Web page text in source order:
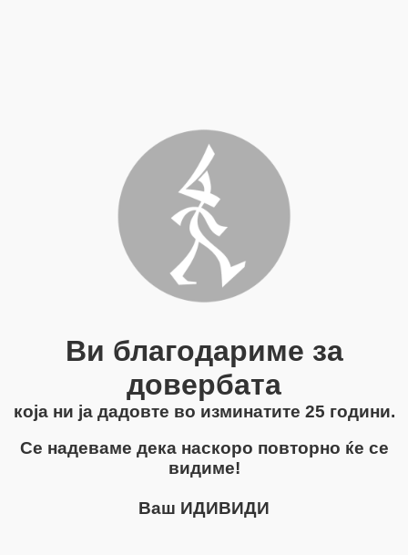
Ви благодариме за
довербата
која ни ја дадовте во изминатите 25 години.
Се надеваме дека наскоро повторно ќе се
видиме!
Ваш ИДИВИДИ